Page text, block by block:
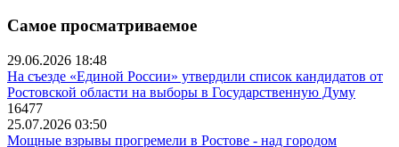
Самое просматриваемое
29.06.2026 18:48
На съезде «Единой России» утвердили список кандидатов от
Ростовской области на выборы в Государственную Думу
16477
25.07.2026 03:50
Мощные взрывы прогремели в Ростове - над городом